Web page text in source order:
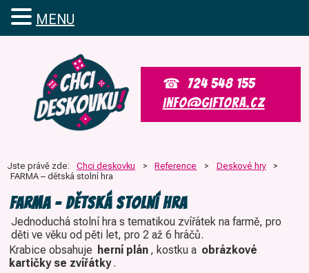
724 548 155
info@giftora.cz
MENU
Jste právě zde: Chci deskovku > Reference > Deskové hry
>
FARMA – dětská stolní hra
FARMA – dětská stolní hra
Jednoduchá stolní hra s tematikou zvířátek na farmě, pro
děti ve věku od pěti let, pro 2 až 6 hráčů.
Krabice obsahuje herní plán , kostku a obrázkové
kartičky se zvířátky .
MENU